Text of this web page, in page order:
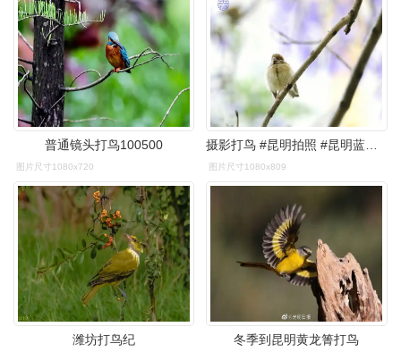
普通镜头打鸟100500
图片尺寸1080x720 图片尺寸1080x809
潍坊打鸟纪 冬季到昆明黄龙箐打鸟